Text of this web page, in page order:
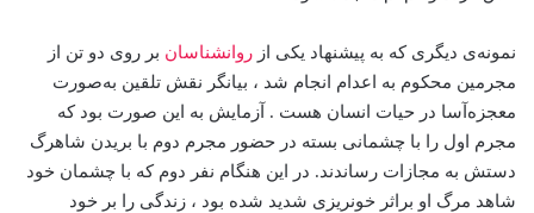
نمونه‌ی دیگری که به پیشنهاد یکی از روانشناسان بر روی دو تن از
مجرمین محکوم‌ به اعدام انجام شد ، بیانگر نقش تلقین به‌صورت
معجزه‌آسا در حیات انسان هست . آزمایش به این صورت بود که
مجرم اول را با چشمانی بسته در حضور مجرم دوم با بریدن شاهرگ
دستش به مجازات رساندند. در این هنگام نفر دوم که با چشمان خود
شاهد مرگ او براثر خونریزی شدید شده بود ، زندگی را بر خود